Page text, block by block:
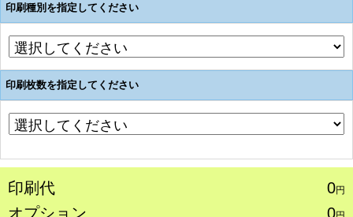
印刷種別を指定してください
印刷枚数を指定してください
印刷代 0円
オプション 0